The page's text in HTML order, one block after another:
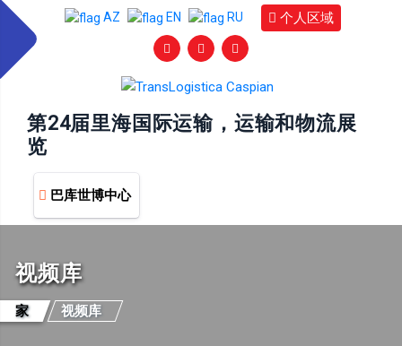
AZ EN RU 个人区域
第24届里海国际运输，运输和物流展
览
巴库世博中心
视频库
家 视频库